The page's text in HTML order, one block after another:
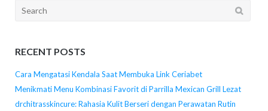
Search
RECENT POSTS
Cara Mengatasi Kendala Saat Membuka Link Ceriabet
Menikmati Menu Kombinasi Favorit di Parrilla Mexican Grill Lezat
drchitrasskincure: Rahasia Kulit Berseri dengan Perawatan Rutin